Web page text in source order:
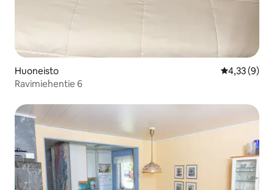
Huoneisto
4,33 (9)
Ravimiehentie 6